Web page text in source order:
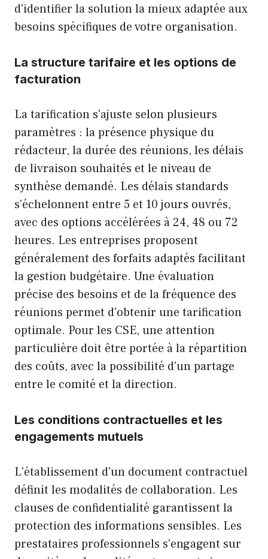
d'identifier la solution la mieux adaptée aux
besoins spécifiques de votre organisation.
La structure tarifaire et les options de
facturation
La tarification s'ajuste selon plusieurs
paramètres : la présence physique du
rédacteur, la durée des réunions, les délais
de livraison souhaités et le niveau de
synthèse demandé. Les délais standards
s'échelonnent entre 5 et 10 jours ouvrés,
avec des options accélérées à 24, 48 ou 72
heures. Les entreprises proposent
généralement des forfaits adaptés facilitant
la gestion budgétaire. Une évaluation
précise des besoins et de la fréquence des
réunions permet d'obtenir une tarification
optimale. Pour les CSE, une attention
particulière doit être portée à la répartition
des coûts, avec la possibilité d'un partage
entre le comité et la direction.
Les conditions contractuelles et les
engagements mutuels
L'établissement d'un document contractuel
définit les modalités de collaboration. Les
clauses de confidentialité garantissent la
protection des informations sensibles. Les
prestataires professionnels s'engagent sur